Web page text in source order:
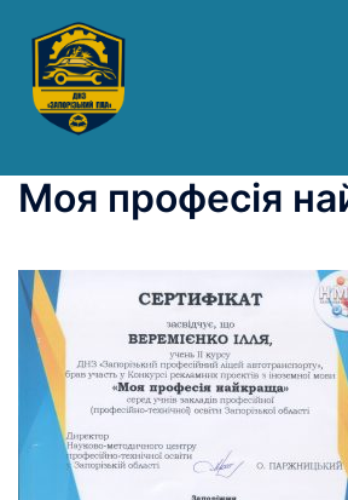
вмісту
Моя професія